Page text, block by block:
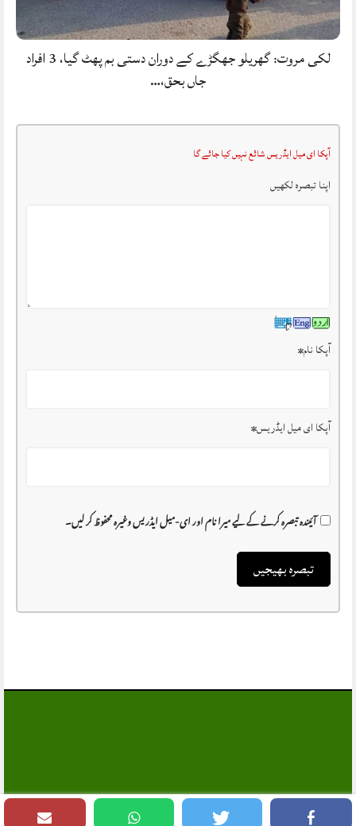
لکی مروت: گھریلو جھگڑے کے دوران دستی بم پھٹ گیا، 3 افراد
جاں بحق،…
آپکا ای میل ایڈریس شائع نہیں کیا جائے گا
اپنا تبصرہ لکھیں
آپکا نام*
آپکا ای میل ایڈریس*
آئیندہ تبصرہ کرنے کے لیے میرا نام اور ای-میل ایڈریس وغیرہ محفوظ کر لیں۔
MANSEHRA.COM , All Rights Reserved®